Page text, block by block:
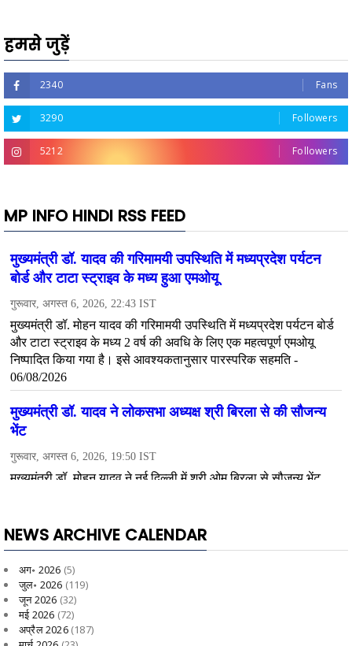
हमसे जुड़ें
2340 Fans
3290 Followers
5212 Followers
MP INFO HINDI RSS FEED
NEWS ARCHIVE CALENDAR
अग॰ 2026 (5)
जुल॰ 2026 (119)
जून 2026 (32)
मई 2026 (72)
अप्रैल 2026(187)